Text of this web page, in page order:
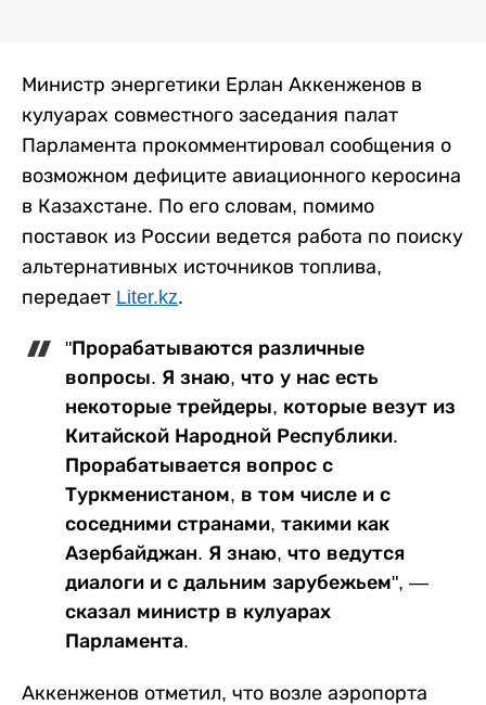
Министр энергетики Ерлан Аккенженов в
кулуарах совместного заседания палат
Парламента прокомментировал сообщения о
возможном дефиците авиационного керосина
в Казахстане. По его словам, помимо
поставок из России ведется работа по поиску
альтернативных источников топлива,
передает Liter.kz.
"Прорабатываются различные
вопросы. Я знаю, что у нас есть
некоторые трейдеры, которые везут из
Китайской Народной Республики.
Прорабатывается вопрос с
Туркменистаном, в том числе и с
соседними странами, такими как
Азербайджан. Я знаю, что ведутся
диалоги и с дальним зарубежьем", —
сказал министр в кулуарах
Парламента.
Аккенженов отметил, что возле аэропорта